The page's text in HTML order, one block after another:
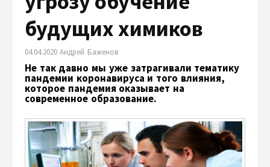
будущих химиков
04.04.2020 Андрей Баженов
Не так давно мы уже затрагивали тематику
пандемии коронавируса и того влияния,
которое пандемия оказывает на
современное образование.